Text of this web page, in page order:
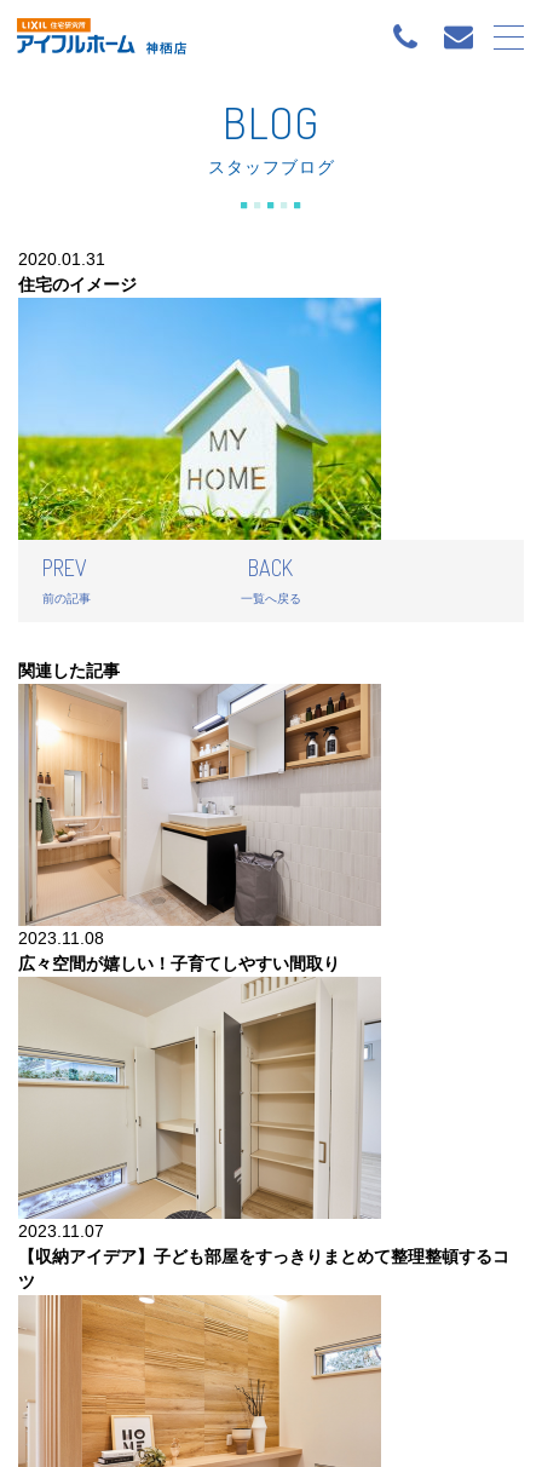
BLOG
スタッフブログ
2020.01.31
住宅のイメージ
PREV
前の記事
BACK
一覧へ戻る
関連した記事
2023.11.08
広々空間が嬉しい！子育てしやすい間取り
2023.11.07
【収納アイデア】子ども部屋をすっきりまとめて整理整頓するコ
ツ